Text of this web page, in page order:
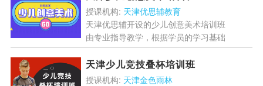
体气质。...[详情]
授课机构: 天津优思辅教育
天津优思辅开设的少儿创意美术培训班
由专业指导教学，根据学员的学习基础
有针对性的设置创意美术的课程内容，
提升学员立体思维能力和艺术素养！...
[详情]
天津少儿竞技叠杯培训班
授课机构: 天津金色雨林